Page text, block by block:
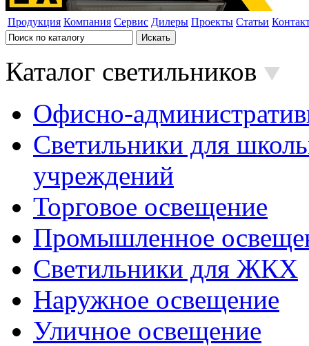
Продукция Компания Сервис Дилеры Проекты Статьи
Каталог светильников
Офисно-
Светильники для
учреждений
Торговое освещение
Промышленное
Светильники для ЖКХ
Наружное освещение
Уличное освещение